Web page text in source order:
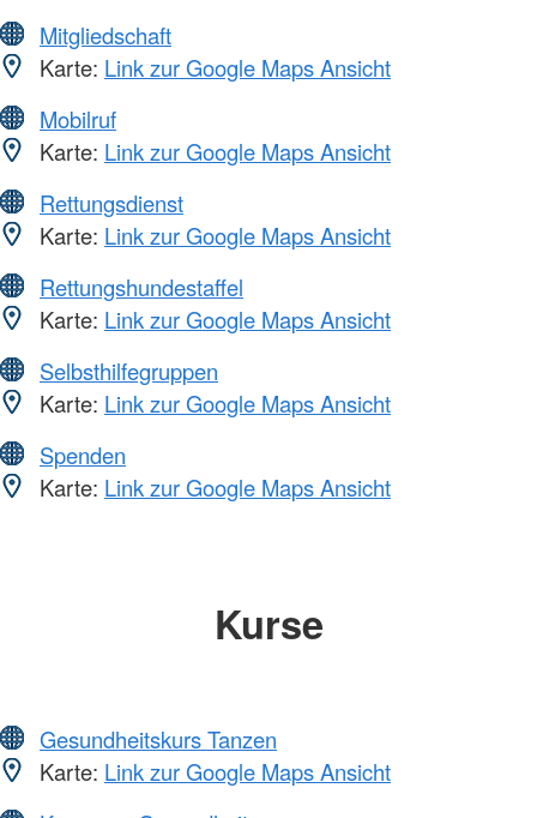
Mitgliedschaft
Karte: Link zur Google Maps Ansicht
Mobilruf
Karte: Link zur Google Maps Ansicht
Rettungsdienst
Karte: Link zur Google Maps Ansicht
Rettungshundestaffel
Karte: Link zur Google Maps Ansicht
Selbsthilfegruppen
Karte: Link zur Google Maps Ansicht
Spenden
Karte: Link zur Google Maps Ansicht
Kurse
Gesundheitskurs Tanzen
Karte: Link zur Google Maps Ansicht